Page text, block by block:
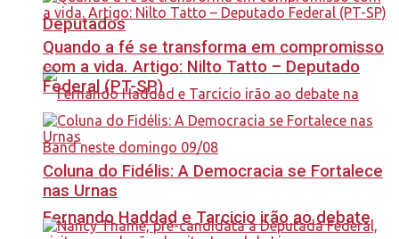
Deputados
Fernando Haddad e Tarcicio irão ao debate
Quando a fé se transforma em compromisso
com a vida. Artigo: Nilto Tatto – Deputado
Federal (PT-SP)
Coluna do Fidélis: A Democracia se Fortalece
nas Urnas